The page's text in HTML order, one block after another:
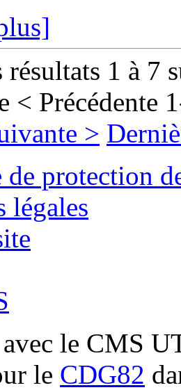
1 à 7
< Précédente
>
protection
légales
avec le CMS
le CDG82